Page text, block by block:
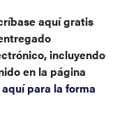
aquí gratis
incluyendo
en la página
para la forma